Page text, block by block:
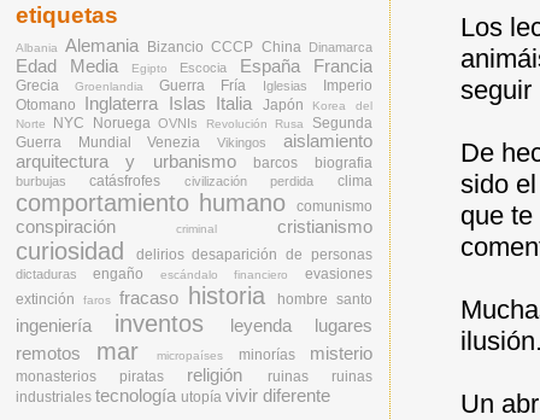
Los
seguir
De
sido
que
Un
etiquetas
Albania Alemania Bizancio CCCP China Dinamarca
Edad Media Egipto Escocia España Francia
Grecia Groenlandia Guerra Fría Iglesias
Imperio
Otomano
Inglaterra Islas Italia Japón
Korea del
Norte
NYC Noruega OVNIs Revolución Rusa
Segunda
Guerra Mundial
Venezia Vikingos
aislamiento
arquitectura y urbanismo
barcos biografia
burbujas catásfrofes civilización perdida clima
comportamiento humano comunismo
conspiración criminal cristianismo
curiosidad delirios desaparición de personas
dictaduras engaño escándalo financiero
evasiones
extinción
faros fracaso historia hombre santo
ingeniería inventos leyenda
lugares
remotos
mar micropaíses minorías misterio
monasterios piratas religión ruinas
ruinas
industriales tecnología utopía vivir diferente